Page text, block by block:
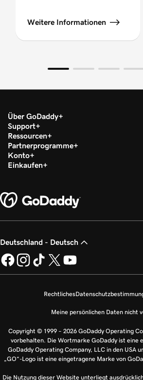
Weitere Informationen
Über GoDaddy
Support
Ressourcen
Partnerprogramme
Konto
Einkaufen
Deutschland - Deutsch
Rechtliches
Meine persönlichen Daten nicht
Copyright © 1999 – 2026 GoDaddy Operating
vorbehalten. Die Wortmarke GoDaddy ist eine
GoDaddy Operating Company, LLC in den USA
„GO“-Logo ist eine eingetragene Marke von
Die Nutzung dieser Website unterliegt